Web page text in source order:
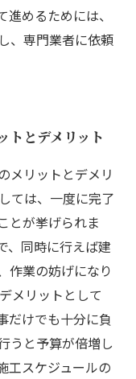
めるためには、
、専門業者に依頼
トとデメリット
メリットとデメリ
ては、一度に完了
とが挙げられま
、同時に行えば建
作業の妨げになり
メリットとして
だけでも十分に負
うと予算が倍増し
工スケジュールの